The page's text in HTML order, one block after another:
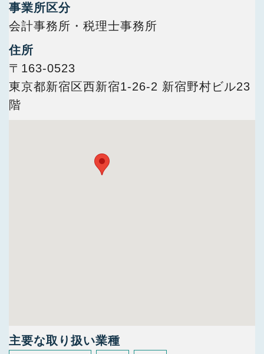
お問い合わせ
今すぐ会員登録
採用ご担当者様
事業所区分
会計事務所・税理士事務所
住所
〒163-0523
東京都新宿区西新宿1-26-2 新宿野村ビル23
階
主要な取り扱い業種